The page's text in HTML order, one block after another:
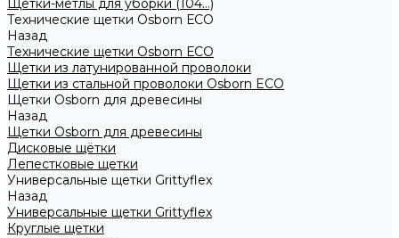
Щетки-метлы для уборки (104...)
Технические щетки Osborn ЕСО
Назад
Технические щетки Osborn ЕСО
Щетки из латунированной проволоки
Щетки из стальной проволоки Osborn ECO
Щетки Osborn для древесины
Назад
Щетки Osborn для древесины
Дисковые щётки
Лепестковые щетки
Универсальные щетки Grittyflex
Назад
Универсальные щетки Grittyflex
Круглые щетки